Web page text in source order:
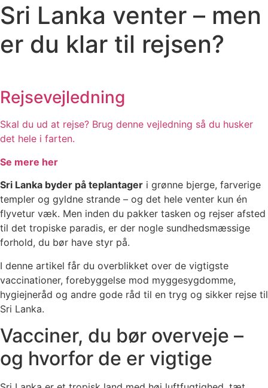
Sri Lanka venter – men
er du klar til rejsen?
Rejsevejledning
Skal du ud at rejse? Brug denne vejledning så du husker
det hele i farten.
Se mere her
Sri Lanka byder på teplantager i grønne bjerge, farverige
templer og gyldne strande – og det hele venter kun én
flyvetur væk. Men inden du pakker tasken og rejser afsted
til det tropiske paradis, er der nogle sundhedsmæssige
forhold, du bør have styr på.
I denne artikel får du overblikket over de vigtigste
vaccinationer, forebyggelse mod myggesygdomme,
hygiejneråd og andre gode råd til en tryg og sikker rejse til
Sri Lanka.
Vacciner, du bør overveje –
og hvorfor de er vigtige